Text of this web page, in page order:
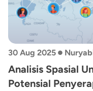
30 Aug 2025 •
Analisis Spasial
Potensial